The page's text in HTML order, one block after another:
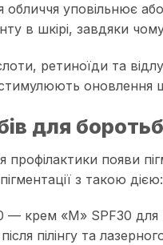
уповільнює
в шкірі, завдяки
ретиноїди та
оновлення
для
появи
з такою дією:
— крем «М» SPF30
пілінгу та